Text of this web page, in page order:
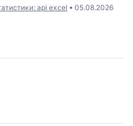
api excel 05.08.2026